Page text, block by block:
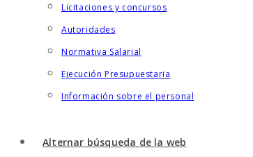
Licitaciones y concursos
Autoridades
Normativa Salarial
Ejecución Presupuestaria
Información sobre el personal
Alternar búsqueda de la web